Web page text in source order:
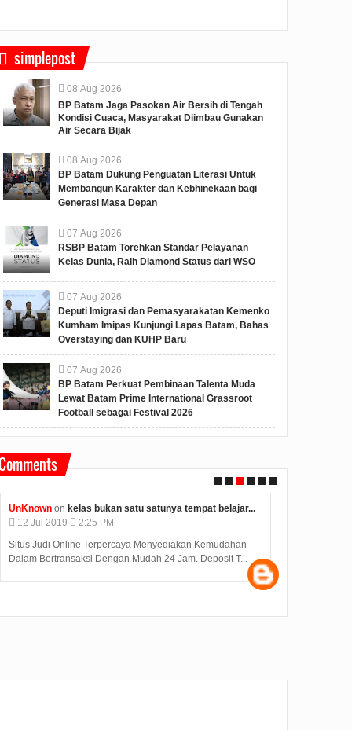
simplepost
08 Aug 2026
BP Batam Jaga Pasokan Air Bersih di Tengah
Kondisi Cuaca, Masyarakat Diimbau Gunakan
Air Secara Bijak
08 Aug 2026
BP Batam Dukung Penguatan Literasi Untuk
Membangun Karakter dan Kebhinekaan bagi
Generasi Masa Depan
07 Aug 2026
RSBP Batam Torehkan Standar Pelayanan
Kelas Dunia, Raih Diamond Status dari WSO
07 Aug 2026
Deputi Imigrasi dan Pemasyarakatan Kemenko
Kumham Imipas Kunjungi Lapas Batam, Bahas
Overstaying dan KUHP Baru
07 Aug 2026
BP Batam Perkuat Pembinaan Talenta Muda
Lewat Batam Prime International Grassroot
Football sebagai Festival 2026
Unknownon konjen india di medan kunjungi bp batam...
12 Jul 2019
2:12 PM
Judi Deposit Ovo semakin booming di dunia judi online
dengan minimal deposit 10.000 Yuukkkk gabung j...